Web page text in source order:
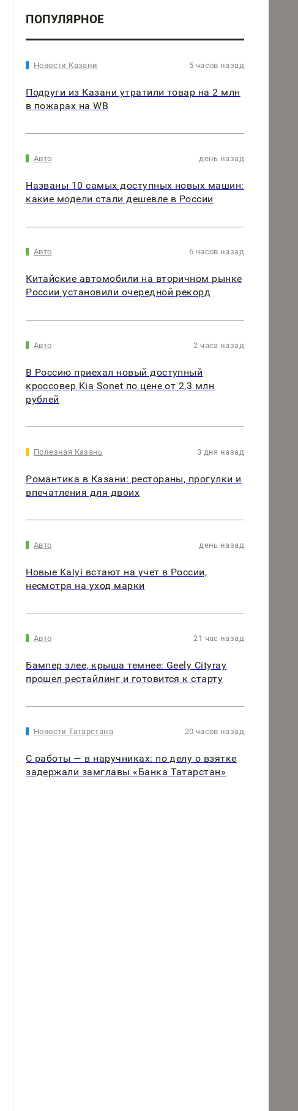
ПОПУЛЯРНОЕ
Новости Казани 5 часов назад
Подруги из Казани утратили товар на 2 млн
в пожарах на WB
Авто день назад
Названы 10 самых доступных новых машин:
какие модели стали дешевле в России
Авто 6 часов назад
Китайские автомобили на вторичном рынке
России установили очередной рекорд
Авто 2 часа назад
В Россию приехал новый доступный
кроссовер Kia Sonet по цене от 2,3 млн
рублей
Полезная Казань 3 дня назад
Романтика в Казани: рестораны, прогулки и
впечатления для двоих
Авто день назад
Новые Kaiyi встают на учет в России,
несмотря на уход марки
Авто 21 час назад
Бампер злее, крыша темнее: Geely Cityray
прошел рестайлинг и готовится к старту
Новости Татарстана 20 часов назад
С работы — в наручниках: по делу о взятке
задержали замглавы «Банка Татарстан»